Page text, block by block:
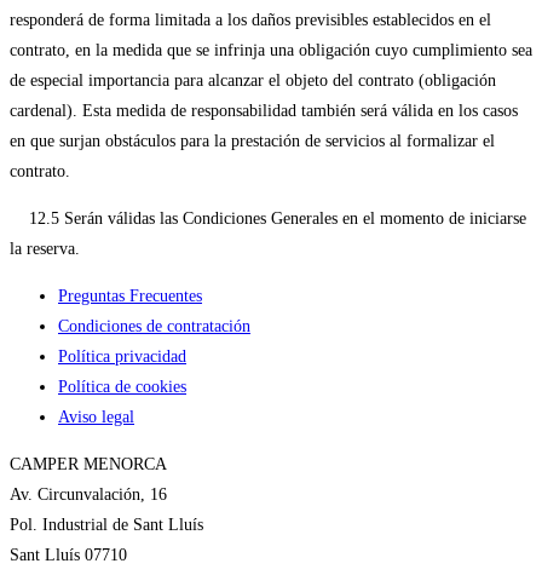
responderá de forma limitada a los daños previsibles establecidos en el
contrato, en la medida que se infrinja una obligación cuyo cumplimiento sea
de especial importancia para alcanzar el objeto del contrato (obligación
cardenal). Esta medida de responsabilidad también será válida en los casos
en que surjan obstáculos para la prestación de servicios al formalizar el
contrato.
12.5 Serán válidas las Condiciones Generales en el momento de iniciarse
la reserva.
Preguntas Frecuentes
Condiciones de contratación
Política privacidad
Política de cookies
Aviso legal
CAMPER MENORCA
Av. Circunvalación, 16
Pol. Industrial de Sant Lluís
Sant Lluís 07710